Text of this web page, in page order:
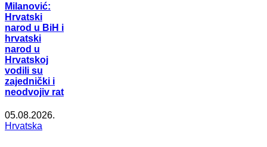
Milanović:
Hrvatski
narod u BiH i
hrvatski
narod u
Hrvatskoj
vodili su
zajednički i
neodvojiv rat
05.08.2026.
Hrvatska